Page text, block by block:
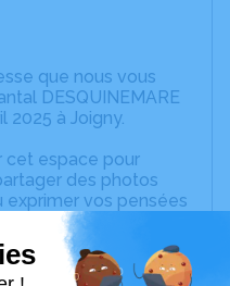
que nous vous
DESQUINEMARE
2025 à Joigny.
cet espace pour
des photos
exprimer vos pensées
textes. Cet endroit
à honorer la